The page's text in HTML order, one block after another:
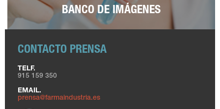
BANCO DE IMÁGENES
CONTACTO PRENSA
TELF.
915 159 350
EMAIL.
prensa@farmaindustria.es